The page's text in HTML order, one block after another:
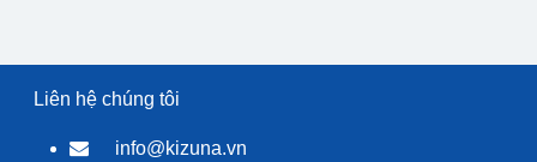
Liên hệ chúng tôi
info@kizuna.vn